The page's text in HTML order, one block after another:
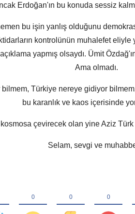
Erdoğan'ın bu konuda sessiz
bu işin yanlış olduğunu
kontrolünün muhalefet eliyle
yapmış olsaydı. Ümit
Ama olmadı.
bilmem, Türkiye nereye gidiyor
bu karanlık ve kaos içerisinde
çevirecek olan yine Aziz
Selam, sevgi ve